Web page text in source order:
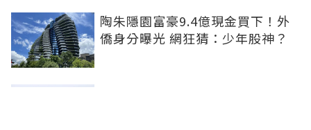
陶朱隱園富豪9.4億現金買下！外
僑身分曝光 網狂猜：少年股神？